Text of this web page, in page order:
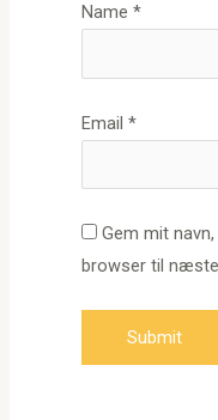
Name*
Email*
Gem mit
browser til